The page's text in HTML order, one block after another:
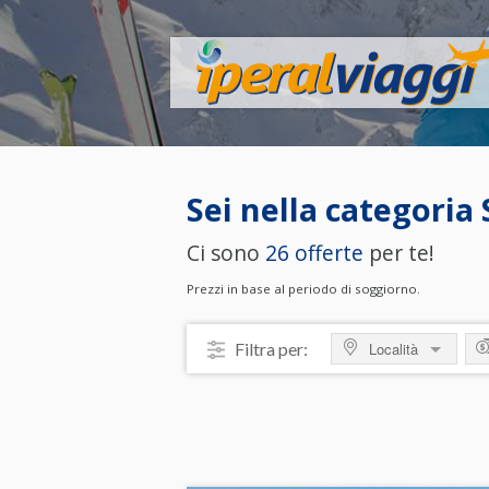
Sei nella categoria
Ci sono 26 offerte per te!
Prezzi in base al periodo di soggiorno.
Filtra per:
Località